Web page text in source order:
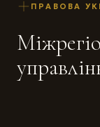
ПРАВОВА